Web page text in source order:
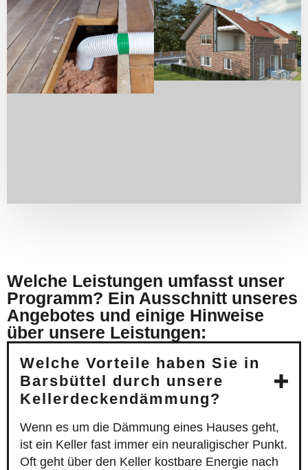
Welche Leistungen umfasst unser
Programm? Ein Ausschnitt unseres
Angebotes und einige Hinweise
über unsere Leistungen:
Welche Vorteile haben Sie in
Barsbüttel durch unsere
Kellerdeckendämmung?
Wenn es um die Dämmung eines Hauses geht,
ist ein Keller fast immer ein neuraligischer Punkt.
Oft geht über den Keller kostbare Energie nach